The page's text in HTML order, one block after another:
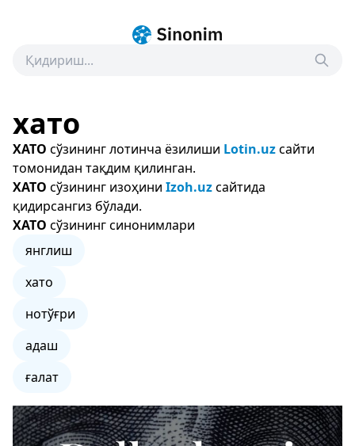
хато
XATO сўзининг лотинча ёзилиши Lotin.uzсайти
томонидан тақдим қилинган.
ХАТО сўзининг изоҳини Izoh.uzсайтида
қидирсангиз бўлади.
ХАТО сўзининг синонимлари
янглиш
хато
нотўғри
адаш
ғалат